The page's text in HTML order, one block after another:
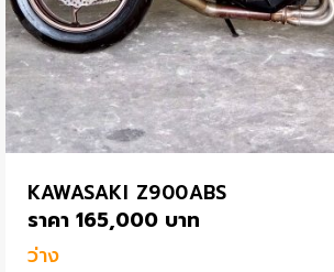
KAWASAKI Z900ABS
ราคา 165,000 บาท
ว่าง